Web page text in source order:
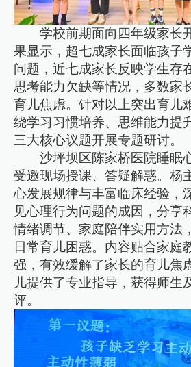
学校前期面向四年级家长
果显示，超七成家长面临孩子
问题，近七成家长反映学生存
思考能力欠缺等情况，多数家
育儿焦虑。针对以上突出育儿
绕学习习惯培养、思维能力提
三大核心议题开展专题研讨。
沙坪坝区陈家桥医院睡眠
受邀现场授课、答疑解惑。杨
心发展规律与丰富临床经验，
见心理行为问题的成因，分享
情绪调节、家庭陪伴实用方法
日常育儿困惑。内容贴合家庭
强，有效缓解了家长的育儿焦
儿提供了专业指导，获得师生
评。